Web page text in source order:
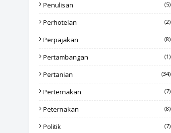
Penulisan (5)
Perhotelan (2)
Perpajakan (8)
Pertambangan (1)
Pertanian (34)
Perternakan (7)
Peternakan (8)
Politik (7)